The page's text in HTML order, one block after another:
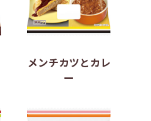
メンチカツとカレ
ー